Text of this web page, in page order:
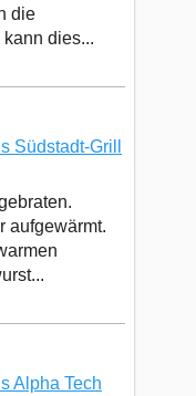
die
dies...
Südstadt-Grill
aufgewärmt.
Alpha Tech